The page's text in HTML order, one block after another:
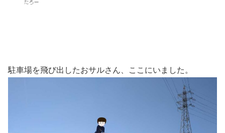
駐車場を飛び出したおサルさん、ここにいました。